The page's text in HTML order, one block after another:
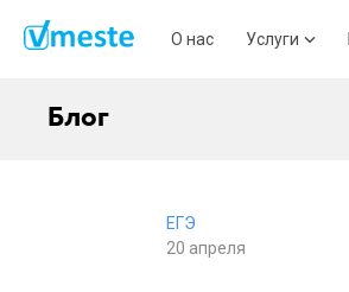
О нас Услуги
Блог
ЕГЭ
20 апреля